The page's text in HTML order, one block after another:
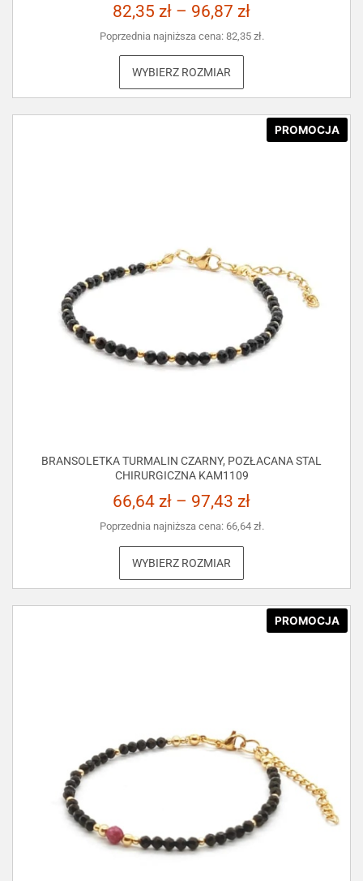
82,35 zł – 96,87 zł
Poprzednia najniższa cena: 82,35 zł.
WYBIERZ ROZMIAR
PROMOCJA
BRANSOLETKA TURMALIN CZARNY, POZŁACANA STAL
CHIRURGICZNA KAM1109
66,64 zł – 97,43 zł
Poprzednia najniższa cena: 66,64 zł.
WYBIERZ ROZMIAR
PROMOCJA